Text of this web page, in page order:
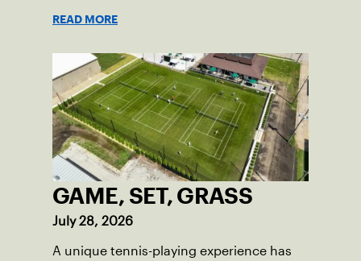
READ MORE
GAME, SET, GRASS
July 28, 2026
A unique tennis-playing experience has